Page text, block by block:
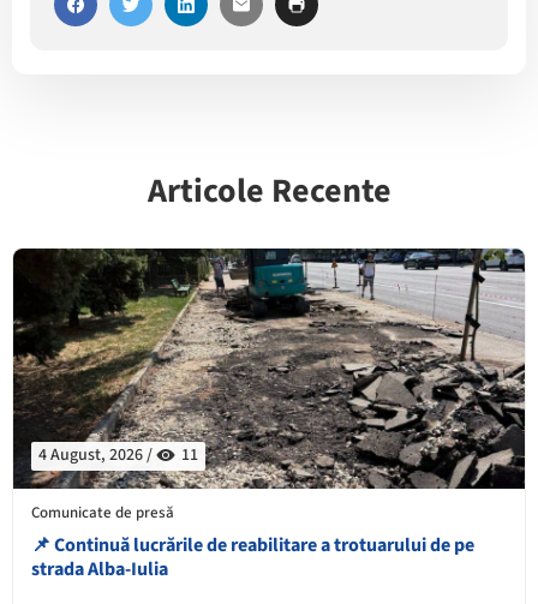
Articole Recente
4 August, 2026 / 11
Comunicate de presă
📌 Continuă lucrările de reabilitare a trotuarului de pe
strada Alba-Iulia